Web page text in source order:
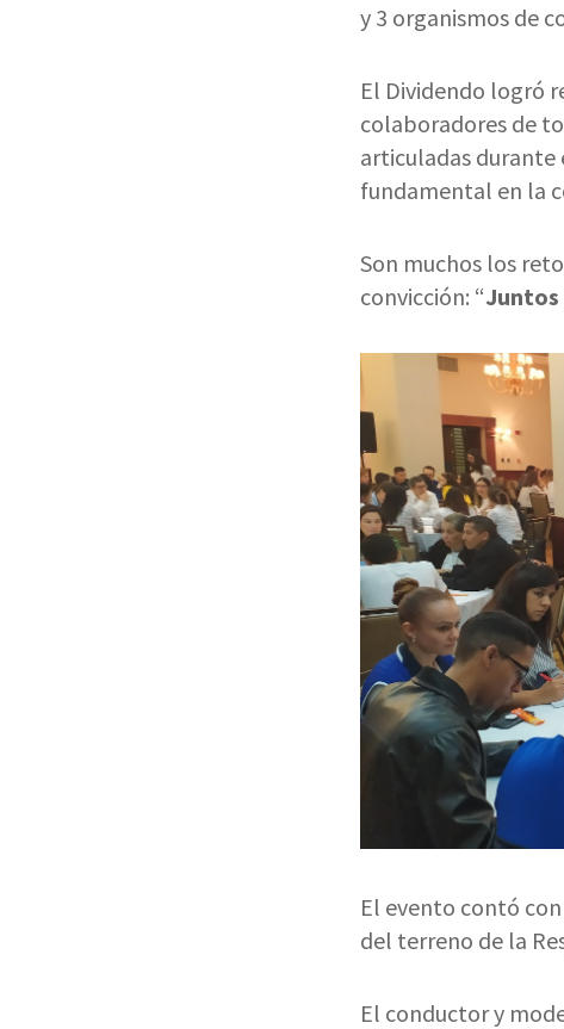
y 3 organismos de
El Dividendo logró
colaboradores de
articuladas durante
fundamental en la
Son muchos los
convicción: “Juntos
El evento contó
del terreno de la
El conductor y